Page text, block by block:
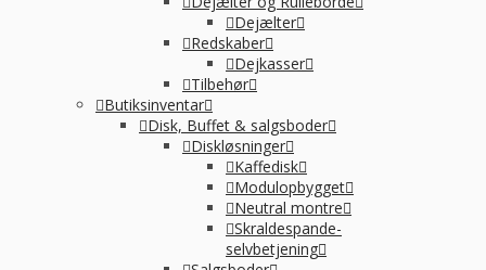
Dejælter
Redskaber
Dejkasser
Tilbehør
Butiksinventar
Disk, Buffet & salgsboder
Diskløsninger
Kaffedisk
Modulopbygget
Neutral montre
Skraldespande-
selvbetjening